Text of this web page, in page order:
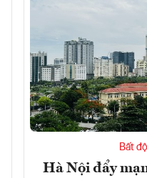
Bất
Hà Nội đẩy